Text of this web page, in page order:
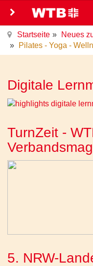
Startseite
Neues
Pilates - Yoga -
Digitale
TurnZeit -
5. NRW-